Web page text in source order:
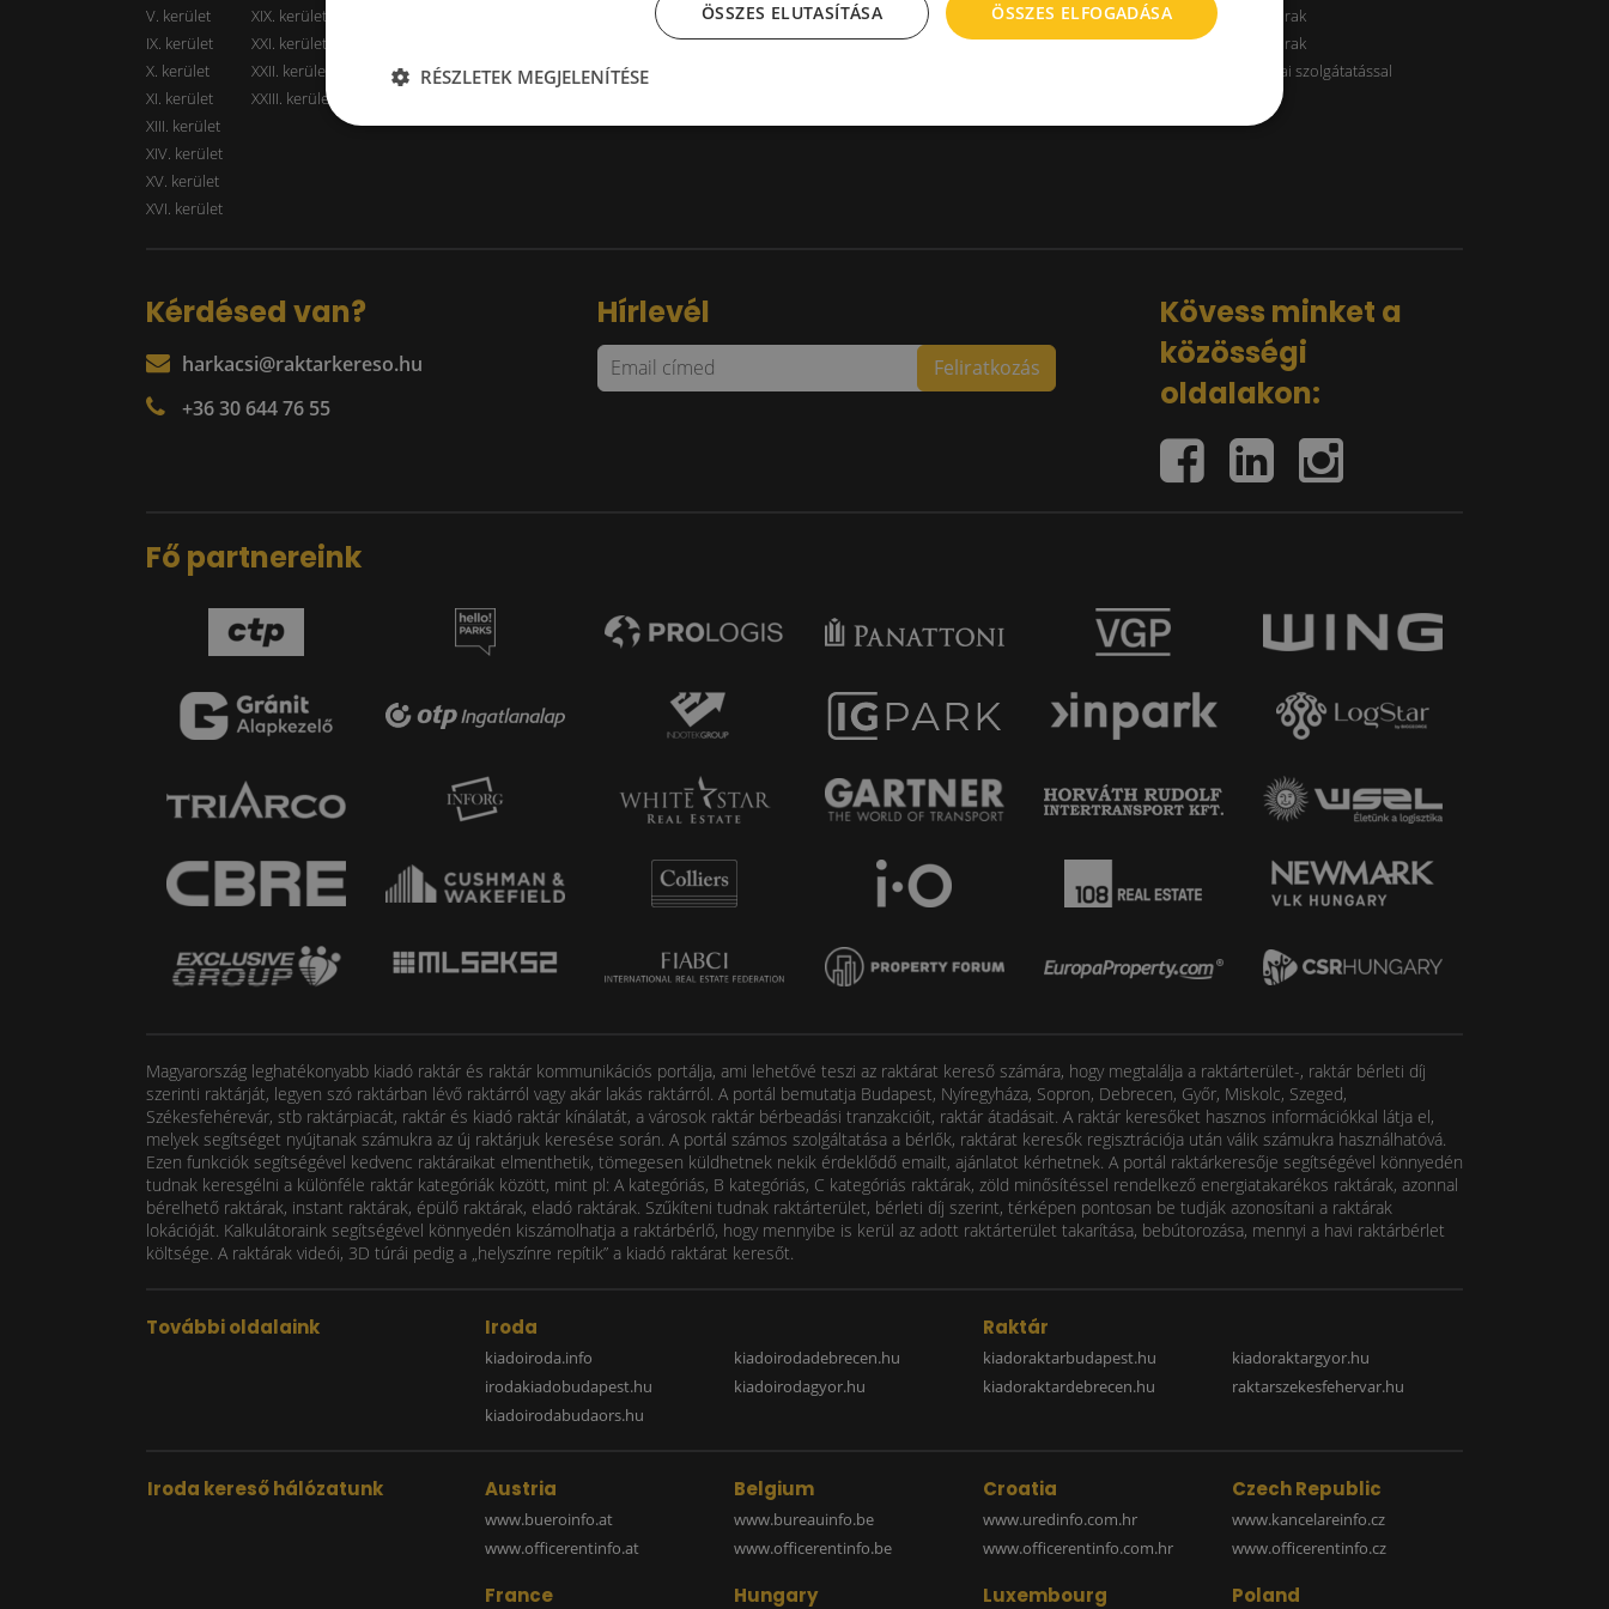
V. kerület
IX. kerület
X. kerület
XI. kerület
XIII. kerület
XIV. kerület
XV. kerület
XVI. kerület
XIX. kerület
XXI. kerület
XXII. kerület
XXIII. kerület
Kiadó raktár 300-600 m2
Kiadó raktár 600-1000 m2
A kategóriás raktárak
B kategóriás raktárak
Raktárak logisztikai szolgátatással
Kérdésed van?
harkacsi@raktarkereso.hu
+36 30 644 76 55
Hírlevél
Kövess minket a
közösségi
oldalakon:
Fő partnereink
Magyarország leghatékonyabb kiadó raktár és raktár kommunikációs portálja, ami lehetővé teszi az raktárat kereső számára, hogy megtalálja a raktárterület-, raktár bérleti díj
szerinti raktárját, legyen szó raktárban lévő raktárról vagy akár lakás raktárról. A portál bemutatja Budapest, Nyíregyháza, Sopron, Debrecen, Győr, Miskolc, Szeged,
Székesfehérevár, stb raktárpiacát, raktár és kiadó raktár kínálatát, a városok raktár bérbeadási tranzakcióit, raktár átadásait. A raktár keresőket hasznos információkkal látja el,
melyek segítséget nyújtanak számukra az új raktárjuk keresése során. A portál számos szolgáltatása a bérlők, raktárat keresők regisztrációja után válik számukra használhatóvá.
Ezen funkciók segítségével kedvenc raktáraikat elmenthetik, tömegesen küldhetnek nekik érdeklődő emailt, ajánlatot kérhetnek. A portál raktárkeresője segítségével könnyedén
tudnak keresgélni a különféle raktár kategóriák között, mint pl: A kategóriás, B kategóriás, C kategóriás raktárak, zöld minősítéssel rendelkező energiatakarékos raktárak, azonnal
bérelhető raktárak, instant raktárak, épülő raktárak, eladó raktárak. Szűkíteni tudnak raktárterület, bérleti díj szerint, térképen pontosan be tudják azonosítani a raktárak
lokációját. Kalkulátoraink segítségével könnyedén kiszámolhatja a raktárbérlő, hogy mennyibe is kerül az adott raktárterület takarítása, bebútorozása, mennyi a havi raktárbérlet
költsége. A raktárak videói, 3D túrái pedig a „helyszínre repítik” a kiadó raktárat keresőt.
További oldalaink Iroda
kiadoiroda.info
irodakiadobudapest.hu
kiadoirodabudaors.hu
kiadoirodadebrecen.hu
kiadoirodagyor.hu
Raktár
kiadoraktarbudapest.hu
kiadoraktardebrecen.hu
kiadoraktargyor.hu
raktarszekesfehervar.hu
Iroda kereső hálózatunk Austria
www.bueroinfo.at
www.officerentinfo.at
Belgium
www.bureauinfo.be
www.officerentinfo.be
Croatia
www.uredinfo.com.hr
www.officerentinfo.com.hr
Czech Republic
www.kancelareinfo.cz
www.officerentinfo.cz
France Hungary Luxembourg Poland
ÖSSZES ELFOGADÁSA
ÖSSZES ELUTASÍTÁSA
RÉSZLETEK MEGJELENÍTÉSE